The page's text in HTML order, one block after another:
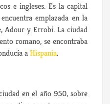
e ingleses. Es la capital
emplazada en la
Adour y Errobi. La ciudad
romano, se encontraba
aHispania.
en el año 950, sobre